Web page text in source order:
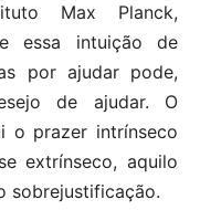
Max Planck,
essa intuição de
por ajudar pode,
de ajudar. O
o prazer intrínseco
extrínseco, aquilo
sobrejustificação.